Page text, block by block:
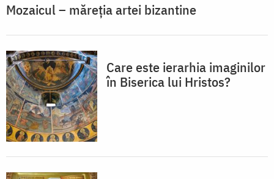
Mozaicul – măreția artei bizantine
Care este ierarhia imaginilor
în Biserica lui Hristos?